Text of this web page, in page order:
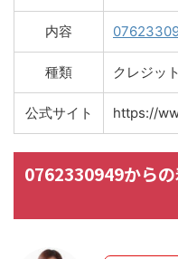
内容
種類 クレジッ
公式サイト https://
0762330949から